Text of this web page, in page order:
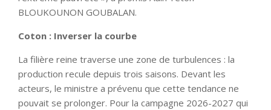
BLOUKOUNON GOUBALAN.
Coton : Inverser la courbe
La filière reine traverse une zone de turbulences : la
production recule depuis trois saisons. Devant les
acteurs, le ministre a prévenu que cette tendance ne
pouvait se prolonger. Pour la campagne 2026-2027 qui